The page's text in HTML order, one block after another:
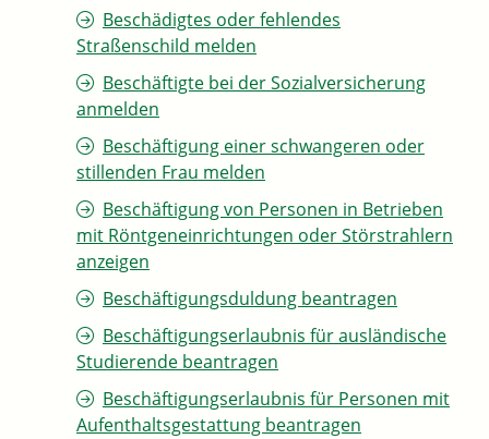
Beschädigtes oder fehlendes
Straßenschild melden
Beschäftigte bei der Sozialversicherung
anmelden
Beschäftigung einer schwangeren oder
stillenden Frau melden
Beschäftigung von Personen in Betrieben
mit Röntgeneinrichtungen oder Störstrahlern
anzeigen
Beschäftigungsduldung beantragen
Beschäftigungserlaubnis für ausländische
Studierende beantragen
Beschäftigungserlaubnis für Personen mit
Aufenthaltsgestattung beantragen